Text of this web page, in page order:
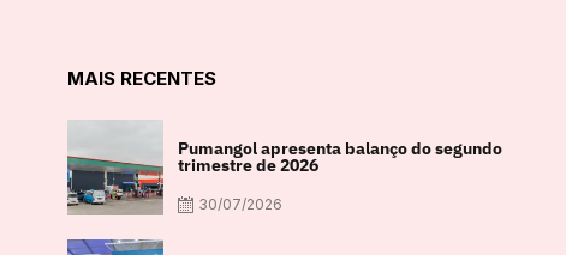
MAIS RECENTES
Pumangol apresenta balanço do segundo
trimestre de 2026
30/07/2026